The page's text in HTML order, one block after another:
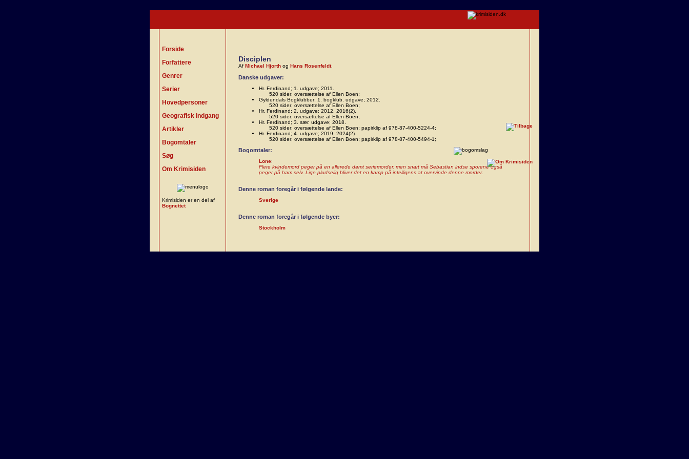
Forside
Forfattere
Genrer
Serier
Hovedpersoner
Geografisk indgang
Artikler
Bogomtaler
Søg
Om Krimisiden
Krimisiden er en del af
Bognettet
Disciplen
Af Michael Hjorth og Hans Rosenfeldt.
Danske udgaver:
Hr. Ferdinand; 1. udgave; 2011.
520 sider; oversættelse af Ellen Boen;
Gyldendals Bogklubber; 1. bogklub. udgave; 2012.
520 sider; oversættelse af Ellen Boen;
Hr. Ferdinand; 2. udgave; 2012, 2016(2).
520 sider; oversættelse af Ellen Boen;
Hr. Ferdinand; 3. sær. udgave; 2018.
520 sider; oversættelse af Ellen Boen; papirklip af 978-87-400-5224-4;
Hr. Ferdinand; 4. udgave; 2019, 2024(2).
520 sider; oversættelse af Ellen Boen; papirklip af 978-87-400-5494-1;
Bogomtaler:
Lone:
Flere kvindemord peger på en allerede dømt seriemorder, men snart må Sebastian indse sporene også
peger på ham selv. Lige pludselig bliver det en kamp på intelligens at overvinde denne morder.
Denne roman foregår i følgende lande:
Sverige
Denne roman foregår i følgende byer:
Stockholm